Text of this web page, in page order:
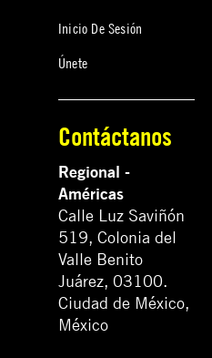
Inicio De Sesión
Únete
Contáctanos
Regional -
Américas
Calle Luz Saviñón
519, Colonia del
Valle Benito
Juárez, 03100.
Ciudad de México,
México